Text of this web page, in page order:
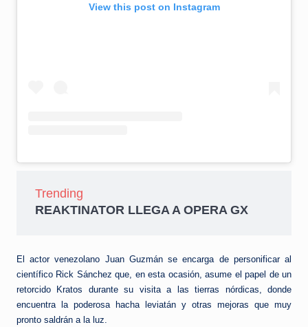
View this post on Instagram
Trending
REAKTINATOR LLEGA A OPERA GX
El actor venezolano Juan Guzmán se encarga de personificar al
científico Rick Sánchez que, en esta ocasión, asume el papel de un
retorcido Kratos durante su visita a las tierras nórdicas, donde
encuentra la poderosa hacha leviatán y otras mejoras que muy
pronto saldrán a la luz.